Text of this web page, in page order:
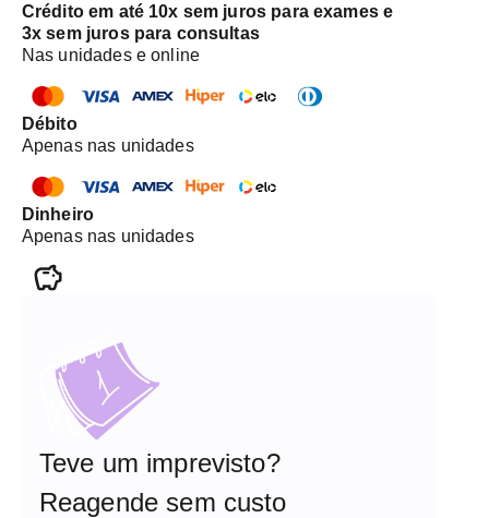
Crédito em até 10x sem juros para exames e
3x sem juros para consultas
Nas unidades e online
Débito
Apenas nas unidades
Dinheiro
Apenas nas unidades
Teve um imprevisto?
Reagende sem custo